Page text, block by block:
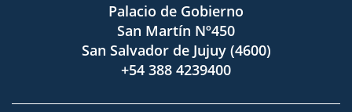
Palacio de Gobierno
San Martín Nº450
San Salvador de Jujuy (4600)
+54 388 4239400